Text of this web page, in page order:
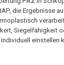
die Ergebnisse
Siegelfähigkeit
einstellen